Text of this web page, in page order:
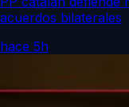
acuerdos bilaterales
hace 5h